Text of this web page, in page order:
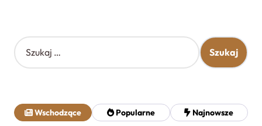
S
z
j
:
Wschodzące Popularne Najnowsze